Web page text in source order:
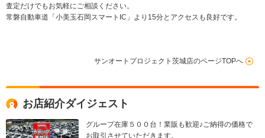
査定だけでもお気軽にご相談ください。
常磐自動車道「小美玉石岡スマートIC」より15分とアクセスも良好です。
サンオートプロジェクト茨城店のページTOPへ
お店紹介ダイジェスト
グループ在庫５００台！業販も歓迎♪ご納得の価格で
お取引させていただきます。